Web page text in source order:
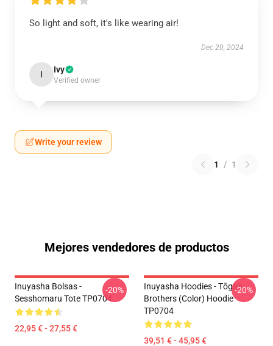
So light and soft, it's like wearing air!
Dec 20, 2024
I Ivy
Verified owner
Write your review
1 / 1
Mejores vendedores de productos
Inuyasha Bolsas -
Sesshomaru Tote TP0704
22,95 € - 27,55 €
-20%
Inuyasha Hoodies - Tōga's
Brothers (color) Hoodie
TP0704
39,51 € - 45,95 €
-20%